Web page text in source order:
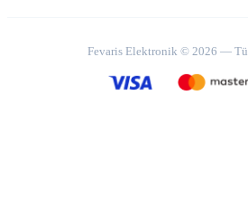
Fevaris Elektronik © 2026 —